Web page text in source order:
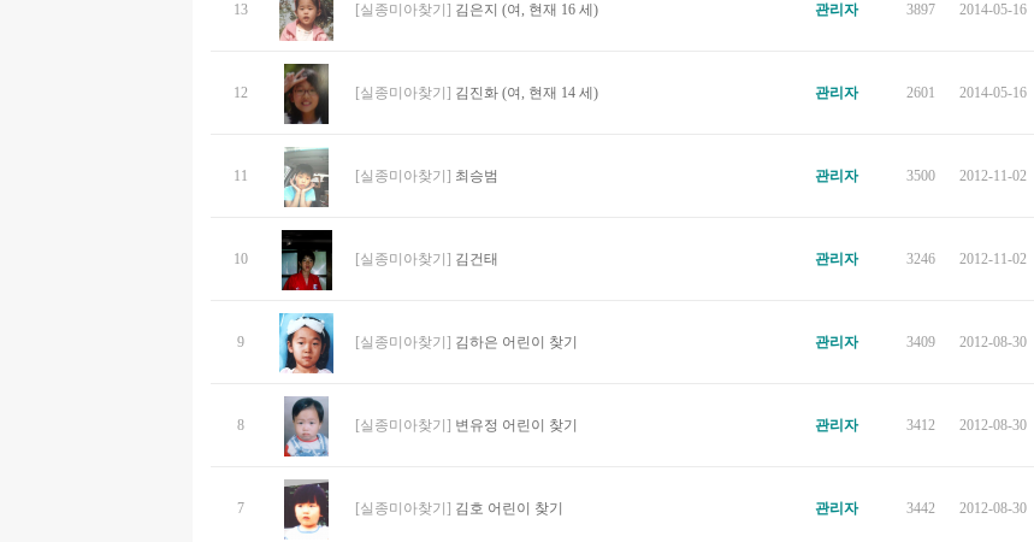
13 [실종미아찾기] 김은지 (여, 현재 16 세) 관리자 3897 2014-05-16
12 [실종미아찾기] 김진화 (여, 현재 14 세) 관리자 2601 2014-05-16
11 [실종미아찾기] 최승범 관리자 3500 2012-11-02
10 [실종미아찾기] 김건태 관리자 3246 2012-11-02
9 [실종미아찾기] 김하은 어린이 찾기 관리자 3409 2012-08-30
8 [실종미아찾기] 변유정 어린이 찾기 관리자 3412 2012-08-30
7 [실종미아찾기] 김호 어린이 찾기 관리자 3442 2012-08-30